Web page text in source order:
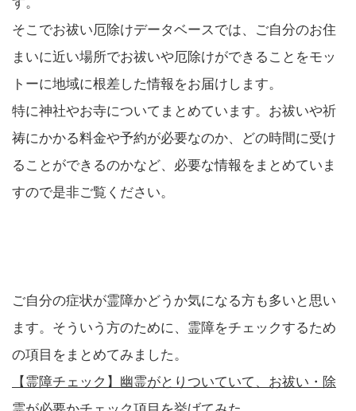
そこでお祓い厄除けデータベースでは、ご自分のお住
まいに近い場所でお祓いや厄除けができることをモッ
トーに地域に根差した情報をお届けします。
特に神社やお寺についてまとめています。お祓いや祈
祷にかかる料金や予約が必要なのか、どの時間に受け
ることができるのかなど、必要な情報をまとめていま
すので是非ご覧ください。
ご自分の症状が霊障かどうか気になる方も多いと思い
ます。そういう方のために、霊障をチェックするため
の項目をまとめてみました。
【霊障チェック】幽霊がとりついていて、お祓い・除